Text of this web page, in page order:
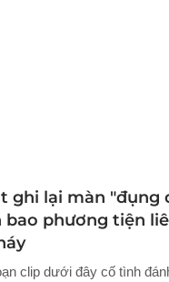
ghi lại màn "đụng
bao phương tiện
clip dưới đây cố tình